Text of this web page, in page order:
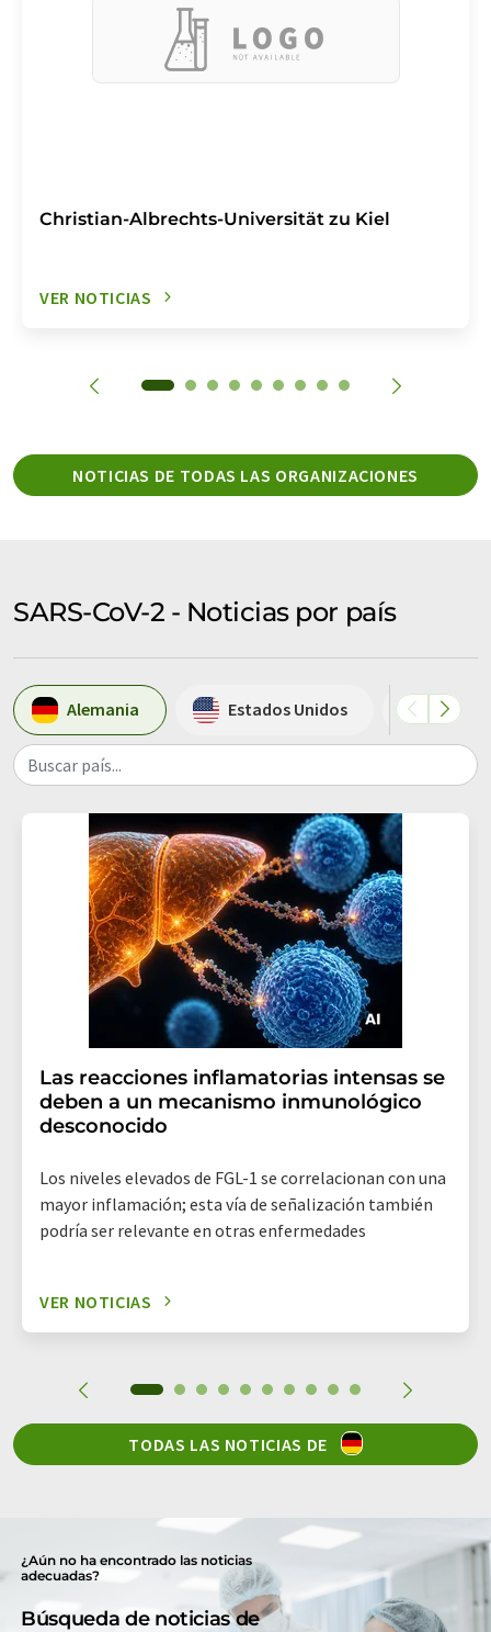
Christian-Albrechts-Universität zu Kiel
VER NOTICIAS
NOTICIAS DE TODAS LAS ORGANIZACIONES
SARS-CoV-2 - Noticias por país
Alemania Estados Unidos Suiza
Buscar país...
Las reacciones inflamatorias intensas se
deben a un mecanismo inmunológico
desconocido
Los niveles elevados de FGL-1 se correlacionan con una
mayor inflamación; esta vía de señalización también
podría ser relevante en otras enfermedades
VER NOTICIAS
TODAS LAS NOTICIAS DE
¿Aún no ha encontrado las noticias
adecuadas?
Búsqueda de noticias de